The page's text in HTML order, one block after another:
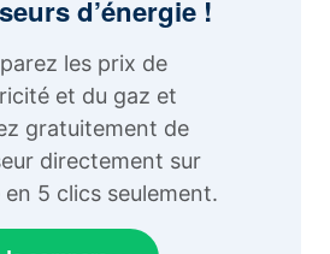
d’énergie !
les prix de
et du gaz et
gratuitement de
directement sur
5 clics seulement.